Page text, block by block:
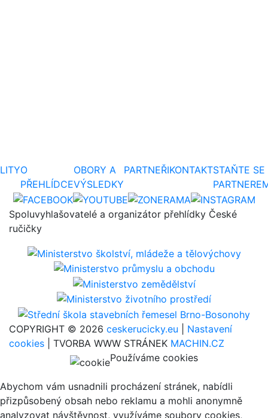
O
PŘEHLÍDCE
OBORY A
VÝSLEDKY
PARTNEŘIKONTAKTSTAŇTE SE
Spoluvyhlašovatelé a organizátor přehlídky České
ručičky
COPYRIGHT © 2026 ceskerucicky.eu
Nastavení
cookies | TVORBA WWW STRÁNEK MACHIN.CZ
Používáme cookies
Abychom vám usnadnili procházení stránek, nabídli
přizpůsobený obsah nebo reklamu a mohli anonymně
analyzovat návštěvnost, využíváme soubory cookies,